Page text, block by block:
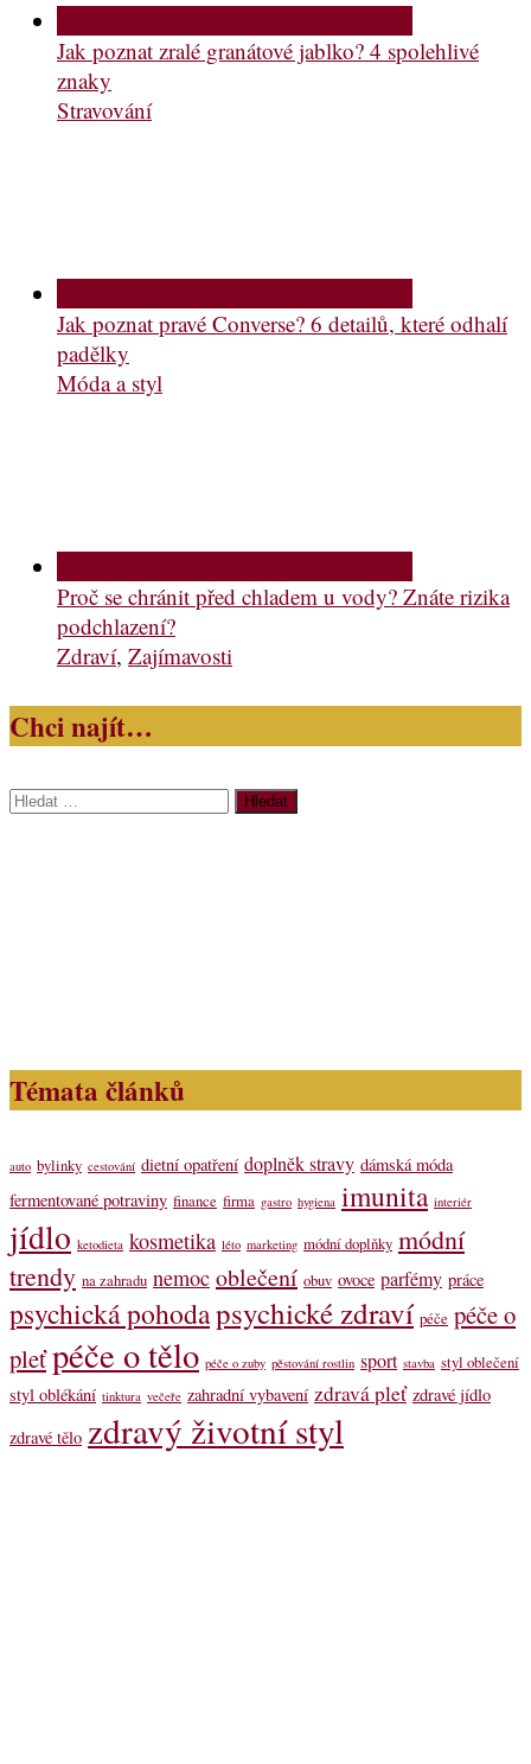
Jak poznat zralé granátové jablko? 4 spolehlivé
znaky
Stravování
Jak poznat pravé Converse? 6 detailů, které odhalí
padělky
Móda a styl
Proč se chránit před chladem u vody? Znáte rizika
podchlazení?
Zdraví, Zajímavosti
Chci najít…
Vyhledávání
Témata článků
auto bylinky cestování dietní opatření doplněk stravy dámská móda
fermentované potraviny finance firma gastro hygiena imunita interiér
jídlo ketodieta kosmetika léto marketing módní doplňky módní
trendy na zahradu nemoc oblečení obuv ovoce parfémy práce
psychická pohodapsychické zdraví péče péče o
pleťpéče o tělo péče o zuby pěstování rostlin sport stavba styl oblečení
styl oblékání tinktura večeře zahradní vybavení zdravá pleť zdravé jídlo
zdravé tělo zdravý životní styl